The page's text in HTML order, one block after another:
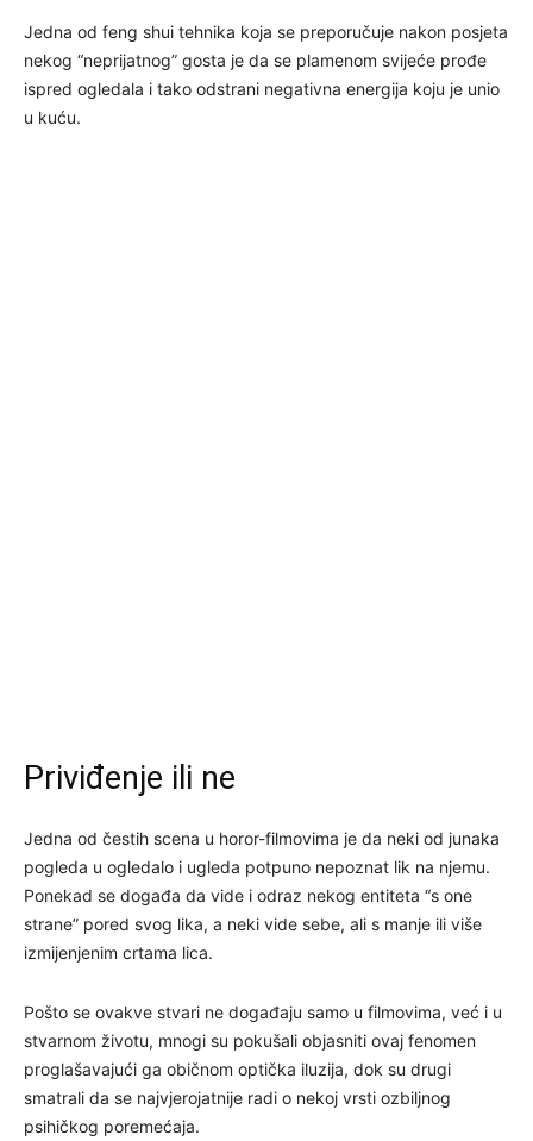
Jedna od feng shui tehnika koja se preporučuje nakon posjeta
nekog “neprijatnog” gosta je da se plamenom svijeće prođe
ispred ogledala i tako odstrani negativna energija koju je unio
u kuću.
Priviđenje ili ne
Jedna od čestih scena u horor-filmovima je da neki od junaka
pogleda u ogledalo i ugleda potpuno nepoznat lik na njemu.
Ponekad se događa da vide i odraz nekog entiteta “s one
strane” pored svog lika, a neki vide sebe, ali s manje ili više
izmijenjenim crtama lica.
Pošto se ovakve stvari ne događaju samo u filmovima, već i u
stvarnom životu, mnogi su pokušali objasniti ovaj fenomen
proglašavajući ga običnom optička iluzija, dok su drugi
smatrali da se najvjerojatnije radi o nekoj vrsti ozbiljnog
psihičkog poremećaja.